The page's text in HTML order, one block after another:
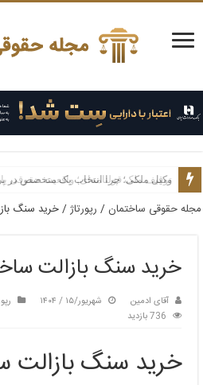
وکیل ملکی؛ چرا انتخاب یک متخصص در
مجله حقوقی ساختمان/ رپورتاژ/خرید سنگ
خرید سنگ بازالت
آقای ادمین شهریور/۱۵ / ۱۴۰۴
736 بازدید
خرید سنگ بازالت